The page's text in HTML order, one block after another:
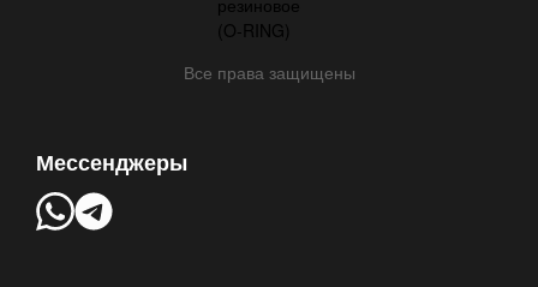
Все права защищены
Мессенджеры